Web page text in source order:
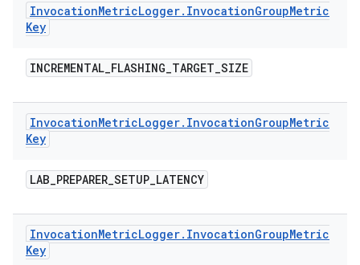
InvocationMetricLogger. InvocationGroupMetric
Key
INCREMENTAL_FLASHING_TARGET_SIZE
InvocationMetricLogger. InvocationGroupMetric
Key
LAB_PREPARER_SETUP_LATENCY
InvocationMetricLogger. InvocationGroupMetric
Key